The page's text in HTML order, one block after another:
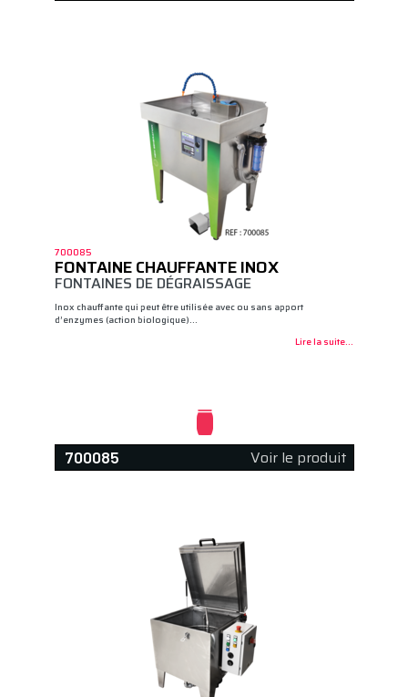
700085
FONTAINE CHAUFFANTE INOX
FONTAINES DE DÉGRAISSAGE
Inox chauffante qui peut être utilisée avec ou sans apport
d’enzymes (action biologique)…
Lire la suite...
700085 Voir le produit